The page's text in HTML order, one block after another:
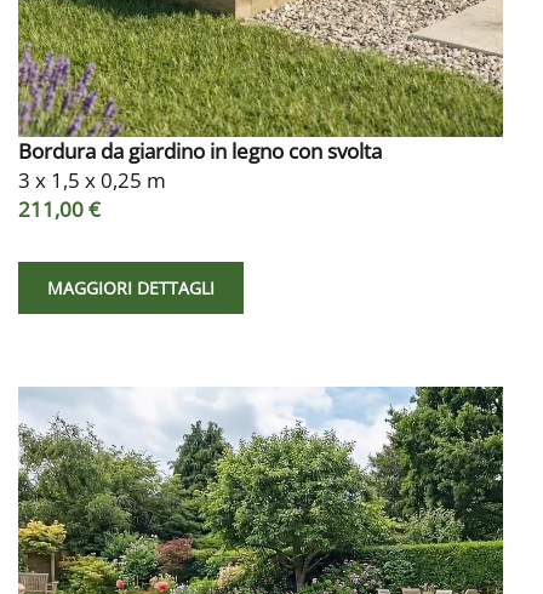
Bordura da giardino in legno con svolta
3 x 1,5 x 0,25 m
211,00 €
MAGGIORI DETTAGLI